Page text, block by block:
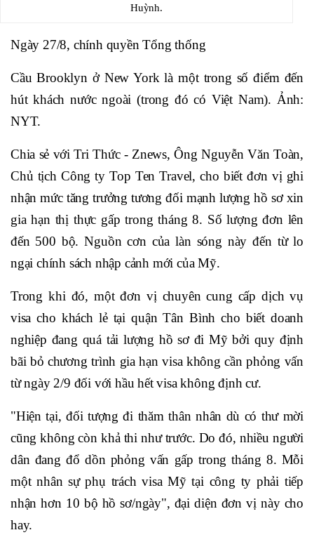
Huỳnh.
Ngày 27/8, chính quyền Tổng thống
Cầu Brooklyn ở New York là một trong số điểm đến
hút khách nước ngoài (trong đó có Việt Nam). Ảnh:
NYT.
Chia sẻ với Tri Thức - Znews, Ông Nguyễn Văn Toàn,
Chủ tịch Công ty Top Ten Travel, cho biết đơn vị ghi
nhận mức tăng trưởng tương đối mạnh lượng hồ sơ xin
gia hạn thị thực gấp trong tháng 8. Số lượng đơn lên
đến 500 bộ. Nguồn cơn của làn sóng này đến từ lo
ngại chính sách nhập cảnh mới của Mỹ.
Trong khi đó, một đơn vị chuyên cung cấp dịch vụ
visa cho khách lẻ tại quận Tân Bình cho biết doanh
nghiệp đang quá tải lượng hồ sơ đi Mỹ bởi quy định
bãi bỏ chương trình gia hạn visa không cần phỏng vấn
từ ngày 2/9 đối với hầu hết visa không định cư.
"Hiện tại, đối tượng đi thăm thân nhân dù có thư mời
cũng không còn khả thi như trước. Do đó, nhiều người
dân đang đổ dồn phỏng vấn gấp trong tháng 8. Mỗi
một nhân sự phụ trách visa Mỹ tại công ty phải tiếp
nhận hơn 10 bộ hồ sơ/ngày", đại diện đơn vị này cho
hay.